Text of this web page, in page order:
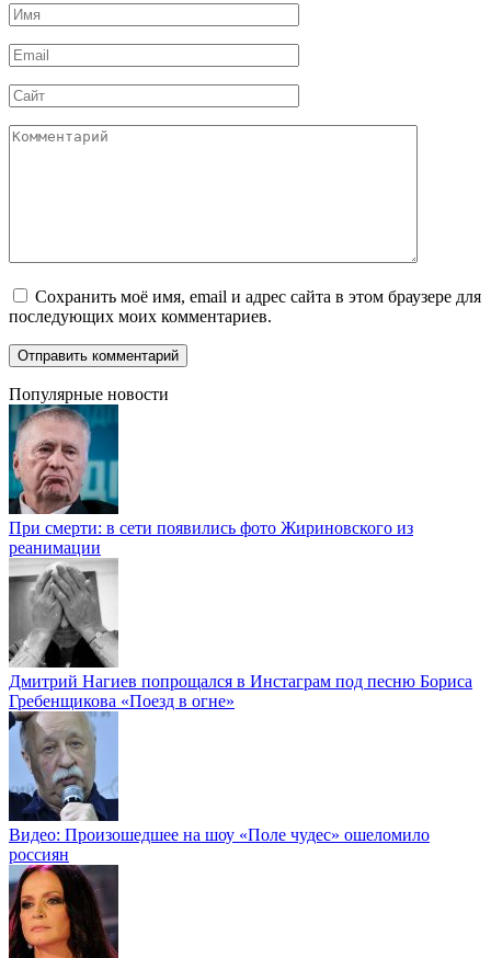
Имя
*
Email
*
Сайт
Комментарий
Сохранить моё имя, email и адрес сайта в этом браузере для
последующих моих комментариев.
Популярные новости
При смерти: в сети появились фото Жириновского из
реанимации
Дмитрий Нагиев попрощался в Инстаграм под песню Бориса
Гребенщикова «Поезд в огне»
Видео: Произошедшее на шоу «Поле чудес» ошеломило
россиян